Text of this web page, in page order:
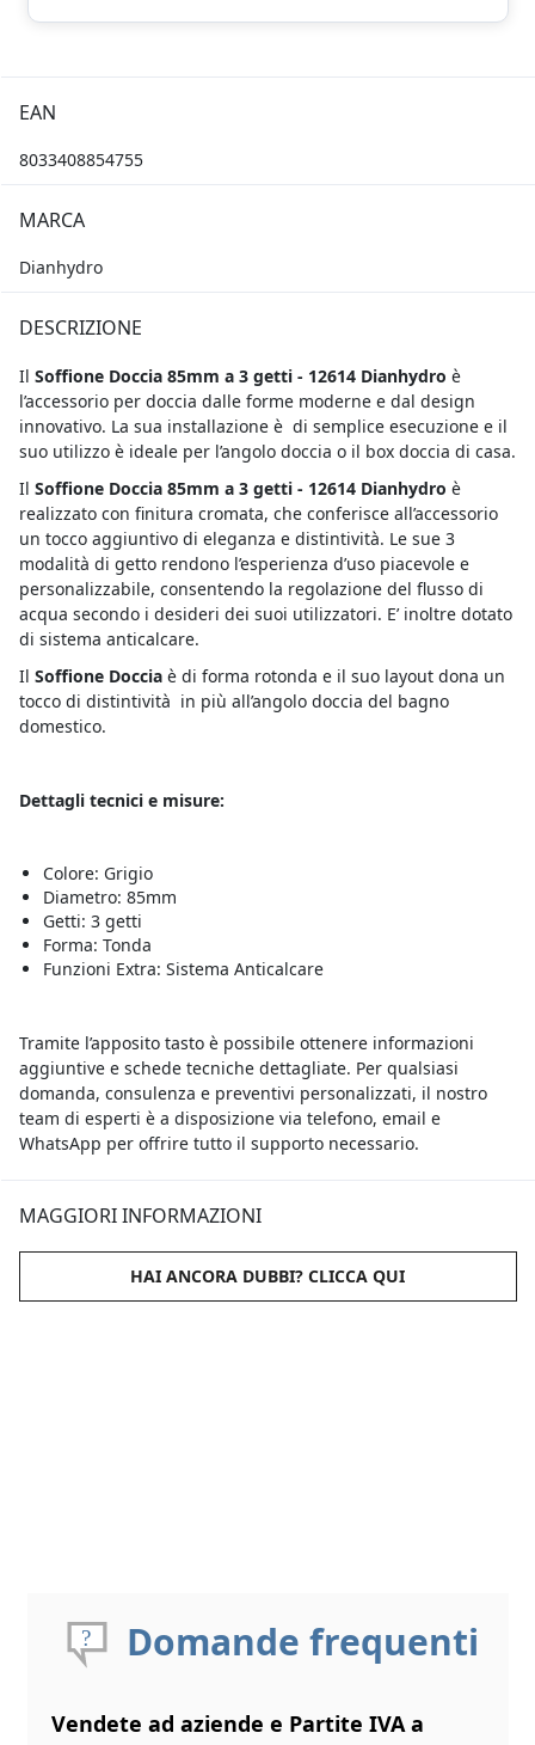
EAN
8033408854755
MARCA
Dianhydro
DESCRIZIONE
Il Soffione Doccia 85mm a 3 getti - 12614 Dianhydro è
l’accessorio per doccia dalle forme moderne e dal design
innovativo. La sua installazione è di semplice esecuzione e il
suo utilizzo è ideale per l’angolo doccia o il box doccia di casa.
Il Soffione Doccia 85mm a 3 getti - 12614 Dianhydro è
realizzato con finitura cromata, che conferisce all’accessorio
un tocco aggiuntivo di eleganza e distintività. Le sue 3
modalità di getto rendono l’esperienza d’uso piacevole e
personalizzabile, consentendo la regolazione del flusso di
acqua secondo i desideri dei suoi utilizzatori. E’ inoltre dotato
di sistema anticalcare.
Il Soffione Docciaè di forma rotonda e il suo layout dona un
tocco di distintività in più all’angolo doccia del bagno
domestico.
Dettagli tecnici e misure:
Colore: Grigio
Diametro: 85mm
Getti: 3 getti
Forma: Tonda
Funzioni Extra: Sistema Anticalcare
Tramite l’apposito tasto è possibile ottenere informazioni
aggiuntive e schede tecniche dettagliate. Per qualsiasi
domanda, consulenza e preventivi personalizzati, il nostro
team di esperti è a disposizione via telefono, email e
WhatsApp per offrire tutto il supporto necessario.
MAGGIORI INFORMAZIONI
HAI ANCORA DUBBI? CLICCA QUI
Domande frequenti
Vendete ad aziende e Partite IVA a